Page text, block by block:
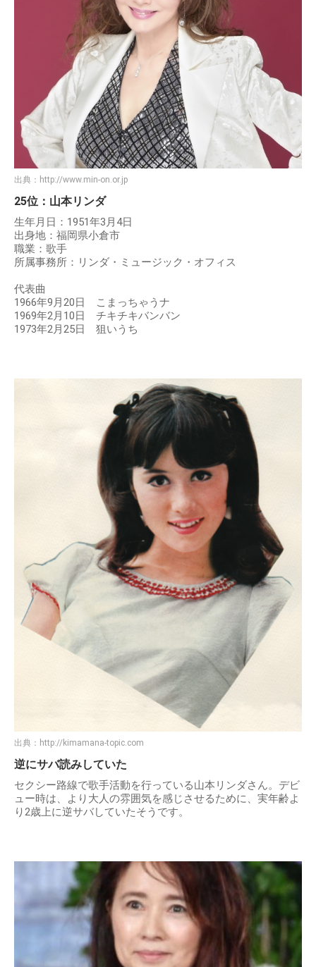
出典： http://www.min-on.or.jp
25位：山本リンダ
生年月日：1951年3月4日
出身地：福岡県小倉市
職業：歌手
所属事務所：リンダ・ミュージック・オフィス
代表曲
1966年9月20日 こまっちゃうナ
1969年2月10日 チキチキバンバン
1973年2月25日 狙いうち
出典： http://kimamana-topic.com
逆にサバ読みしていた
セクシー路線で歌手活動を行っている山本リンダさん。デビ
ュー時は、より大人の雰囲気を感じさせるために、実年齢よ
り2歳上に逆サバしていたそうです。